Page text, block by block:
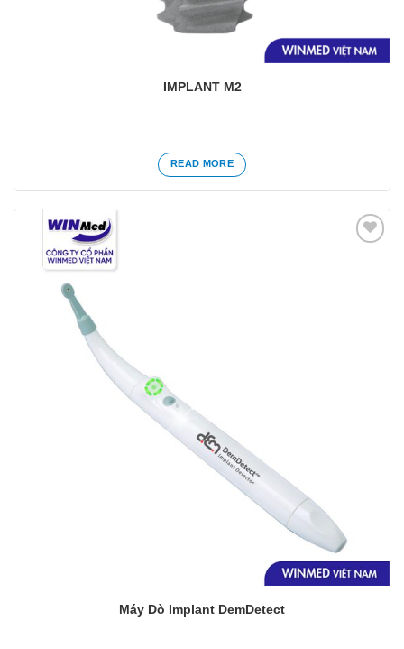
IMPLANT M2
READ MORE
Máy Dò Implant DemDetect